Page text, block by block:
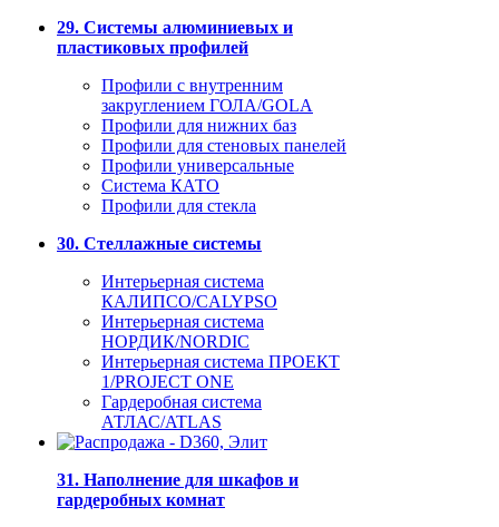
29. Системы алюминиевых и
пластиковых профилей
Профили с внутренним
закруглением ГОЛА/GOLA
Профили для нижних баз
Профили для стеновых панелей
Профили универсальные
Система КАТО
Профили для стекла
30. Стеллажные системы
Интерьерная система
КАЛИПСО/CALYPSO
Интерьерная система
НОРДИК/NORDIC
Интерьерная система ПРОЕКТ
1/PROJECT ONE
Гардеробная система
АТЛАС/ATLAS
31. Наполнение для шкафов и
гардеробных комнат